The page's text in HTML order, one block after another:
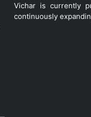
Vichar is currently
continuously